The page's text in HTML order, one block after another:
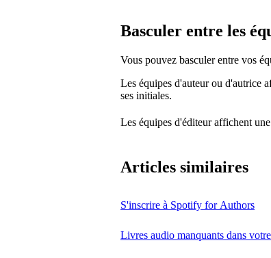
Basculer entre les
Vous pouvez basculer entre vos
Les équipes d'auteur ou d'autrice
ses initiales.
Les équipes d'éditeur affichent
Articles similaires
S'inscrire à Spotify for Authors
Livres audio manquants dans